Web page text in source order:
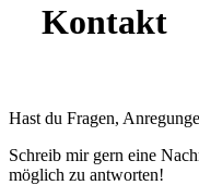
Kontakt
Hast du Fragen,
Schreib mir gern eine
möglich zu antworten!